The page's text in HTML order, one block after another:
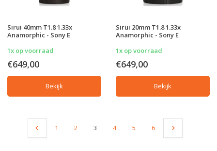
Sirui 40mm T1.8 1.33x
Anamorphic - Sony E
1x op voorraad
€649,00
Bekijk
Sirui 20mm T1.8 1.33x
Anamorphic - Sony E
1x op voorraad
€649,00
Bekijk
1 2 3 4 5 6